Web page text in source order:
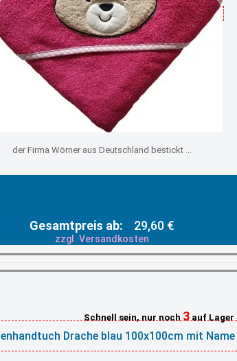
der Firma Wörner aus Deutschland bestickt ...
Gesamtpreis ab: 29,60 €
zzgl. Versandkosten
Schnell sein, nur noch3auf Lager
Drache blau 100x100cm mit Name